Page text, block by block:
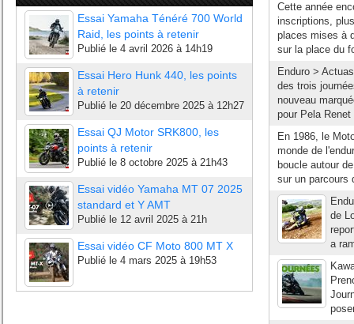
Essai Yamaha Ténéré 700 World
Raid, les points à retenir
Publié le 4 avril 2026 à 14h19
Essai Hero Hunk 440, les points
à retenir
Publié le 20 décembre 2025 à 12h27
Essai QJ Motor SRK800, les
points à retenir
Publié le 8 octobre 2025 à 21h43
Essai vidéo Yamaha MT 07 2025
standard et Y AMT
Publié le 12 avril 2025 à 21h
Essai vidéo CF Moto 800 MT X
Publié le 4 mars 2025 à 19h53
Cette année
inscriptions,
places mises à
sur la place du
Enduro >
des trois
nouveau
pour Pela
En 1986, le
monde de
boucle autour
sur un parcours
de
a